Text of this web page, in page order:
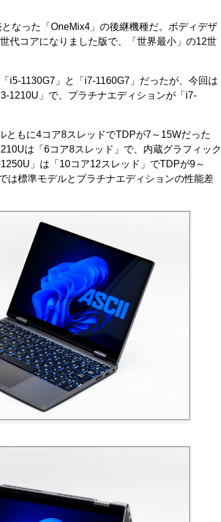
なった「OneMix4」の後継機種だ。ボディデザ
代コアになりました版で、「世界最小」の12世
i5-1130G7」と「i7-1160G7」だったが、今回は
1210U」で、プラチナエディションが「i7-
もに4コア8スレッドでTDPが7～15Wだった
は「6コア8スレッド」で、内蔵グラフィック
」は「10コア12スレッド」でTDPが9～
は標準モデルとプラチナエディションの性能差